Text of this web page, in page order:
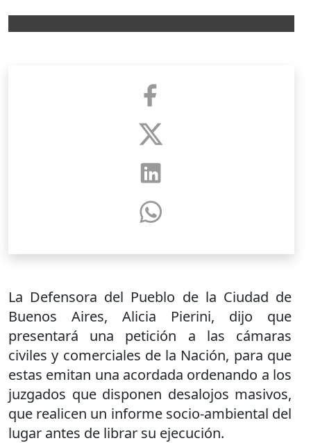
La Defensora del Pueblo de la Ciudad de
Buenos Aires, Alicia Pierini, dijo que
presentará una petición a las cámaras
civiles y comerciales de la Nación, para que
estas emitan una acordada ordenando a los
juzgados que disponen desalojos masivos,
que realicen un informe socio-ambiental del
lugar antes de librar su ejecución.